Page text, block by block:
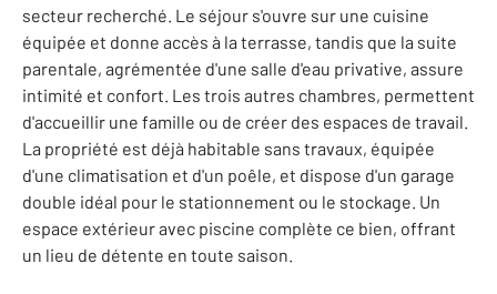
secteur recherché. Le séjour s'ouvre sur une cuisine
équipée et donne accès à la terrasse, tandis que la suite
parentale, agrémentée d'une salle d'eau privative, assure
intimité et confort. Les trois autres chambres, permettent
d'accueillir une famille ou de créer des espaces de travail.
La propriété est déjà habitable sans travaux, équipée
d'une climatisation et d'un poêle, et dispose d'un garage
double idéal pour le stationnement ou le stockage. Un
espace extérieur avec piscine complète ce bien, offrant
un lieu de détente en toute saison.